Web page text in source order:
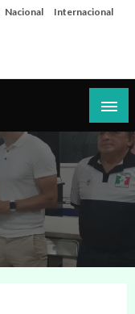
Nacional
Internacional